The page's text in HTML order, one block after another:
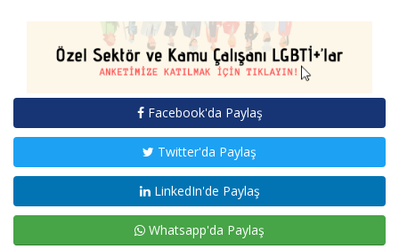
Facebook'da Paylaş
Twitter'da Paylaş
LinkedIn'de Paylaş
Whatsapp'da Paylaş